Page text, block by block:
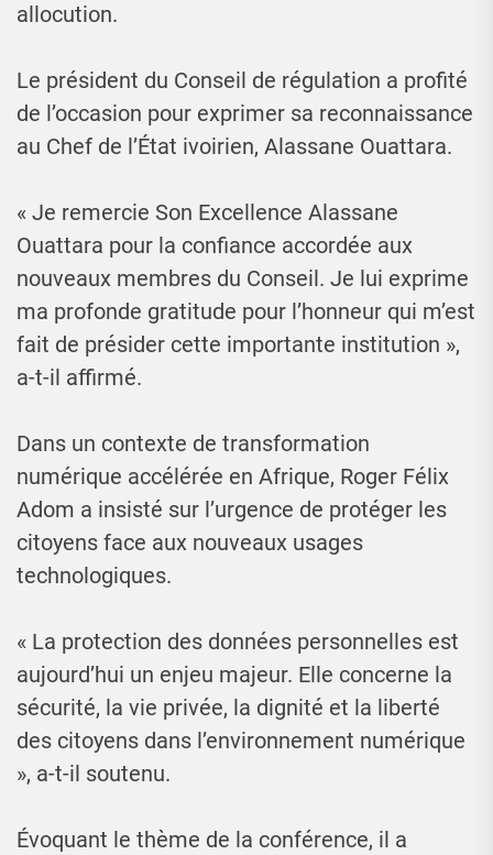
allocution.
Le président du Conseil de régulation a profité
de l’occasion pour exprimer sa reconnaissance
au Chef de l’État ivoirien, Alassane Ouattara.
« Je remercie Son Excellence Alassane
Ouattara pour la confiance accordée aux
nouveaux membres du Conseil. Je lui exprime
ma profonde gratitude pour l’honneur qui m’est
fait de présider cette importante institution »,
a-t-il affirmé.
Dans un contexte de transformation
numérique accélérée en Afrique, Roger Félix
Adom a insisté sur l’urgence de protéger les
citoyens face aux nouveaux usages
technologiques.
« La protection des données personnelles est
aujourd’hui un enjeu majeur. Elle concerne la
sécurité, la vie privée, la dignité et la liberté
des citoyens dans l’environnement numérique
», a-t-il soutenu.
Évoquant le thème de la conférence, il a